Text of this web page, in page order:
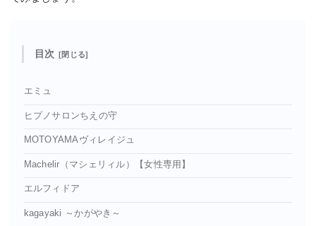
目次
エミュ
ヒプノサロンちえの守
MOTOYAMAヴィレイジュ
Machelir（マシェリィル）【女性専用】
エルフィドア
kagayaki ～かがやき～